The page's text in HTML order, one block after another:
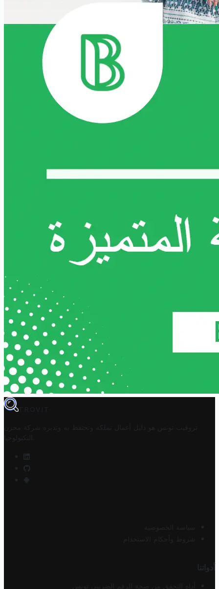
TROVIT
تروفيت تونس هو دليل أعمال تملكه وتحتفظ به وتديره
شركة مخزن
التكنولوجيا
سياسة الخصوصية
شروط وأحكام الاستخدام
أدواتنا
أداة التحقق من صحة الرقم الضريبي تونس